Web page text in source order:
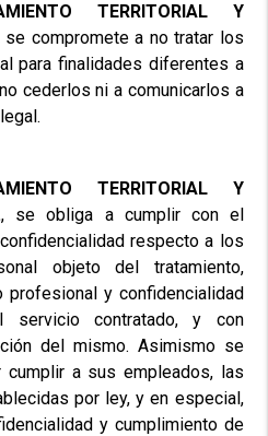
TERRITORIAL Y
se compromete a no tratar los
para finalidades diferentes a
cederlos ni a comunicarlos a
TERRITORIAL Y
, se obliga a cumplir con el
respecto a los
objeto del tratamiento,
profesional y confidencialidad
servicio contratado, y con
del mismo. Asimismo se
a sus empleados, las
por ley, y en especial,
y cumplimiento de